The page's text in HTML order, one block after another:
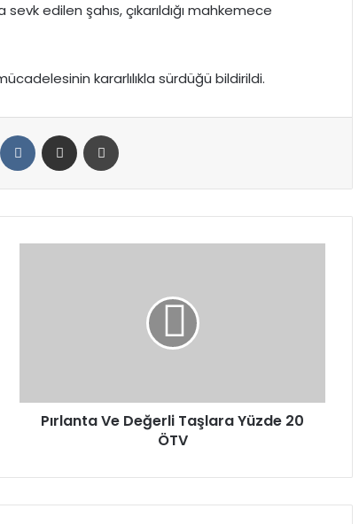
edilen şahıs, çıkarıldığı mahkemece
kararlılıkla sürdüğü bildirildi.
Reddit VKontakteE-Posta ile paylaş
Pırlanta Ve Değerli Taşlara Yüzde 20
ÖTV